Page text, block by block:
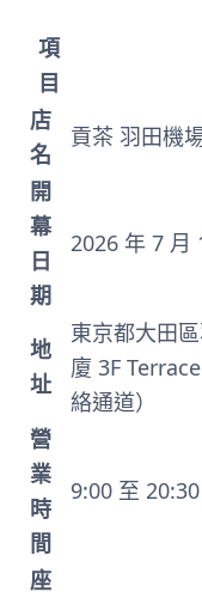
項
目
店
名
貢茶 羽田機
開
幕
日
期
2026 年 7 月
地
址
東京都大田
廈 3F
絡通道）
營
業
時
間
9:00 至 20:30
座